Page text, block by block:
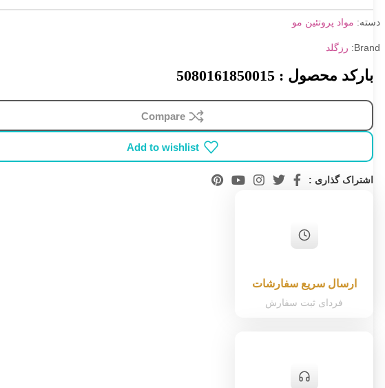
دسته: مواد پروتئین مو
Brand: رزگلد
بارکد محصول : 5080161850015
Compare
Add to wishlist
اشتراک گذاری :
ارسال سریع سفارشات
فردای ثبت سفارش